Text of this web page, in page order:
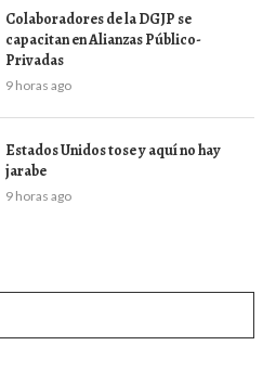
Colaboradores de la DGJP se
capacitan en Alianzas Público-
Privadas
9 horas ago
Estados Unidos tose y aquí no hay
jarabe
9 horas ago